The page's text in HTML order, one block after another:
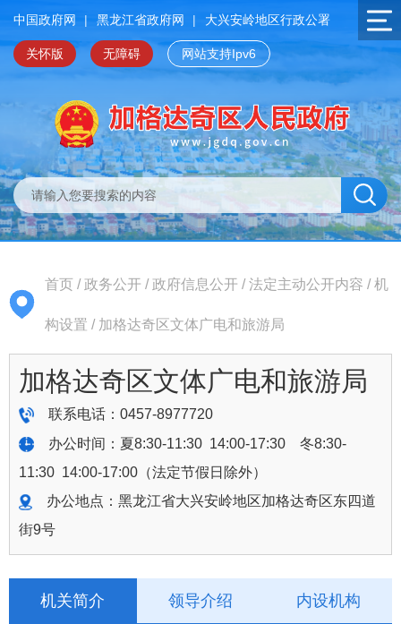
中国政府网 | 黑龙江省政府网 | 大兴安岭地区行政公署
关怀版 无障碍 网站支持Ipv6
首页 /政务公开 /政府信息公开 /法定主动公开内容 /机
构设置 / 加格达奇区文体广电和旅游局
加格达奇区文体广电和旅游局
联系电话 ：0457-8977720
办公时间：夏8:30-11:30 14:00-17:30
冬8:30-
11:30 14:00-17:00（法定节假日除外）
办公地点：黑龙江省大兴安岭地区加格达奇区东四道
街9号
机关简介 领导介绍 内设机构